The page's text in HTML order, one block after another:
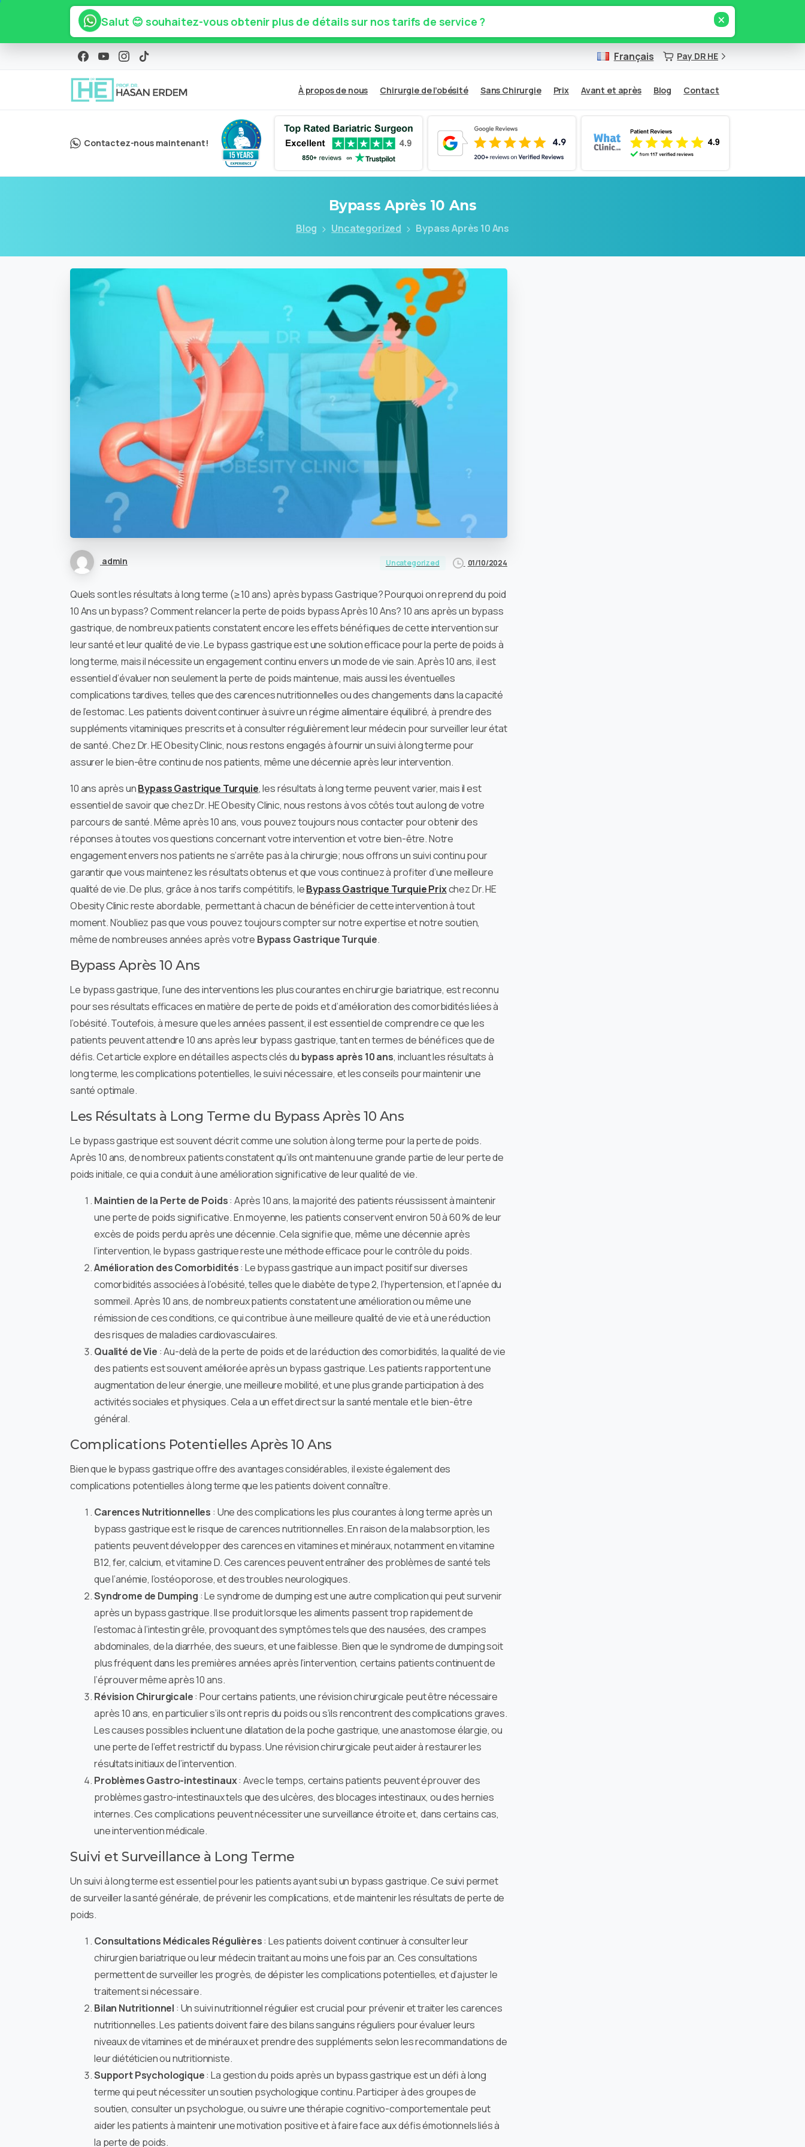
Salut 😊 souhaitez-vous obtenir plus de détails sur nos tarifs de service ? ×
Français Pay DR HE
À propos de nous Chirurgie de l’obésité Sans Chirurgie Prix Avant et après Blog Contact
Contactez-nous maintenant!
Bypass Après 10 Ans
Blog Uncategorized Bypass Après 10 Ans
admin Uncategorized 01/10/2024
Quels sont les résultats à long terme (≥ 10 ans) après bypass Gastrique? Pourquoi on reprend du poid
10 Ans un bypass? Comment relancer la perte de poids bypass Après 10 Ans? 10 ans après un bypass
gastrique, de nombreux patients constatent encore les effets bénéfiques de cette intervention sur
leur santé et leur qualité de vie. Le bypass gastrique est une solution efficace pour la perte de poids à
long terme, mais il nécessite un engagement continu envers un mode de vie sain. Après 10 ans, il est
essentiel d’évaluer non seulement la perte de poids maintenue, mais aussi les éventuelles
complications tardives, telles que des carences nutritionnelles ou des changements dans la capacité
de l’estomac. Les patients doivent continuer à suivre un régime alimentaire équilibré, à prendre des
suppléments vitaminiques prescrits et à consulter régulièrement leur médecin pour surveiller leur état
de santé. Chez Dr. HE Obesity Clinic, nous restons engagés à fournir un suivi à long terme pour
assurer le bien-être continu de nos patients, même une décennie après leur intervention.
10 ans après unBypass Gastrique Turquie, les résultats à long terme peuvent varier, mais il est
essentiel de savoir que chez Dr. HE Obesity Clinic, nous restons à vos côtés tout au long de votre
parcours de santé. Même après 10 ans, vous pouvez toujours nous contacter pour obtenir des
réponses à toutes vos questions concernant votre intervention et votre bien-être. Notre
engagement envers nos patients ne s’arrête pas à la chirurgie; nous offrons un suivi continu pour
garantir que vous maintenez les résultats obtenus et que vous continuez à profiter d’une meilleure
qualité de vie. De plus, grâce à nos tarifs compétitifs, leBypass Gastrique Turquie Prixchez Dr. HE
Obesity Clinic reste abordable, permettant à chacun de bénéficier de cette intervention à tout
moment. N’oubliez pas que vous pouvez toujours compter sur notre expertise et notre soutien,
même de nombreuses années après votre Bypass Gastrique Turquie.
Bypass Après 10 Ans
Le bypass gastrique, l’une des interventions les plus courantes en chirurgie bariatrique, est reconnu
pour ses résultats efficaces en matière de perte de poids et d’amélioration des comorbidités liées à
l’obésité. Toutefois, à mesure que les années passent, il est essentiel de comprendre ce que les
patients peuvent attendre 10 ans après leur bypass gastrique, tant en termes de bénéfices que de
défis. Cet article explore en détail les aspects clés du bypass après 10 ans, incluant les résultats à
long terme, les complications potentielles, le suivi nécessaire, et les conseils pour maintenir une
santé optimale.
Les Résultats à Long Terme du Bypass Après 10 Ans
Le bypass gastrique est souvent décrit comme une solution à long terme pour la perte de poids.
Après 10 ans, de nombreux patients constatent qu’ils ont maintenu une grande partie de leur perte de
poids initiale, ce qui a conduit à une amélioration significative de leur qualité de vie.
Maintien de la Perte de Poids: Après 10 ans, la majorité des patients réussissent à maintenir
une perte de poids significative. En moyenne, les patients conservent environ 50 à 60 % de leur
excès de poids perdu après une décennie. Cela signifie que, même une décennie après
l’intervention, le bypass gastrique reste une méthode efficace pour le contrôle du poids.
Amélioration des Comorbidités: Le bypass gastrique a un impact positif sur diverses
comorbidités associées à l’obésité, telles que le diabète de type 2, l’hypertension, et l’apnée du
sommeil. Après 10 ans, de nombreux patients constatent une amélioration ou même une
rémission de ces conditions, ce qui contribue à une meilleure qualité de vie et à une réduction
des risques de maladies cardiovasculaires.
Qualité de Vie : Au-delà de la perte de poids et de la réduction des comorbidités, la qualité de vie
des patients est souvent améliorée après un bypass gastrique. Les patients rapportent une
augmentation de leur énergie, une meilleure mobilité, et une plus grande participation à des
activités sociales et physiques. Cela a un effet direct sur la santé mentale et le bien-être
général.
Complications Potentielles Après 10 Ans
Bien que le bypass gastrique offre des avantages considérables, il existe également des
complications potentielles à long terme que les patients doivent connaître.
Carences Nutritionnelles : Une des complications les plus courantes à long terme après un
bypass gastrique est le risque de carences nutritionnelles. En raison de la malabsorption, les
patients peuvent développer des carences en vitamines et minéraux, notamment en vitamine
B12, fer, calcium, et vitamine D. Ces carences peuvent entraîner des problèmes de santé tels
que l’anémie, l’ostéoporose, et des troubles neurologiques.
Syndrome de Dumping : Le syndrome de dumping est une autre complication qui peut survenir
après un bypass gastrique. Il se produit lorsque les aliments passent trop rapidement de
l’estomac à l’intestin grêle, provoquant des symptômes tels que des nausées, des crampes
abdominales, de la diarrhée, des sueurs, et une faiblesse. Bien que le syndrome de dumping soit
plus fréquent dans les premières années après l’intervention, certains patients continuent de
l’éprouver même après 10 ans.
Révision Chirurgicale: Pour certains patients, une révision chirurgicale peut être nécessaire
après 10 ans, en particulier s’ils ont repris du poids ou s’ils rencontrent des complications graves.
Les causes possibles incluent une dilatation de la poche gastrique, une anastomose élargie, ou
une perte de l’effet restrictif du bypass. Une révision chirurgicale peut aider à restaurer les
résultats initiaux de l’intervention.
Problèmes Gastro-intestinaux: Avec le temps, certains patients peuvent éprouver des
problèmes gastro-intestinaux tels que des ulcères, des blocages intestinaux, ou des hernies
internes. Ces complications peuvent nécessiter une surveillance étroite et, dans certains cas,
une intervention médicale.
Suivi et Surveillance à Long Terme
Un suivi à long terme est essentiel pour les patients ayant subi un bypass gastrique. Ce suivi permet
de surveiller la santé générale, de prévenir les complications, et de maintenir les résultats de perte de
poids.
Consultations Médicales Régulières: Les patients doivent continuer à consulter leur
chirurgien bariatrique ou leur médecin traitant au moins une fois par an. Ces consultations
permettent de surveiller les progrès, de dépister les complications potentielles, et d’ajuster le
traitement si nécessaire.
Bilan Nutritionnel : Un suivi nutritionnel régulier est crucial pour prévenir et traiter les carences
nutritionnelles. Les patients doivent faire des bilans sanguins réguliers pour évaluer leurs
niveaux de vitamines et de minéraux et prendre des suppléments selon les recommandations de
leur diététicien ou nutritionniste.
Support Psychologique: La gestion du poids après un bypass gastrique est un défi à long
terme qui peut nécessiter un soutien psychologique continu. Participer à des groupes de
soutien, consulter un psychologue, ou suivre une thérapie cognitivo-comportementale peut
aider les patients à maintenir une motivation positive et à faire face aux défis émotionnels liés à
la perte de poids.